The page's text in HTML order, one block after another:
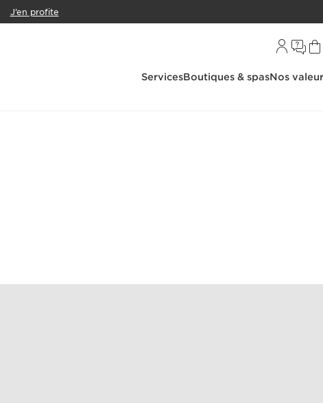
J’en profite
ServicesBoutiques & spasNos